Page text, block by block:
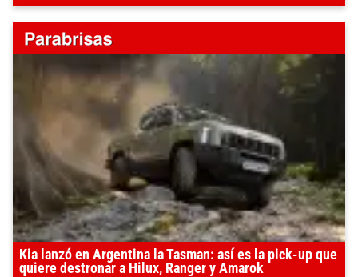
Kia lanzó en Argentina la Tasman: así es la pick-up que
quiere destronar a Hilux, Ranger y Amarok